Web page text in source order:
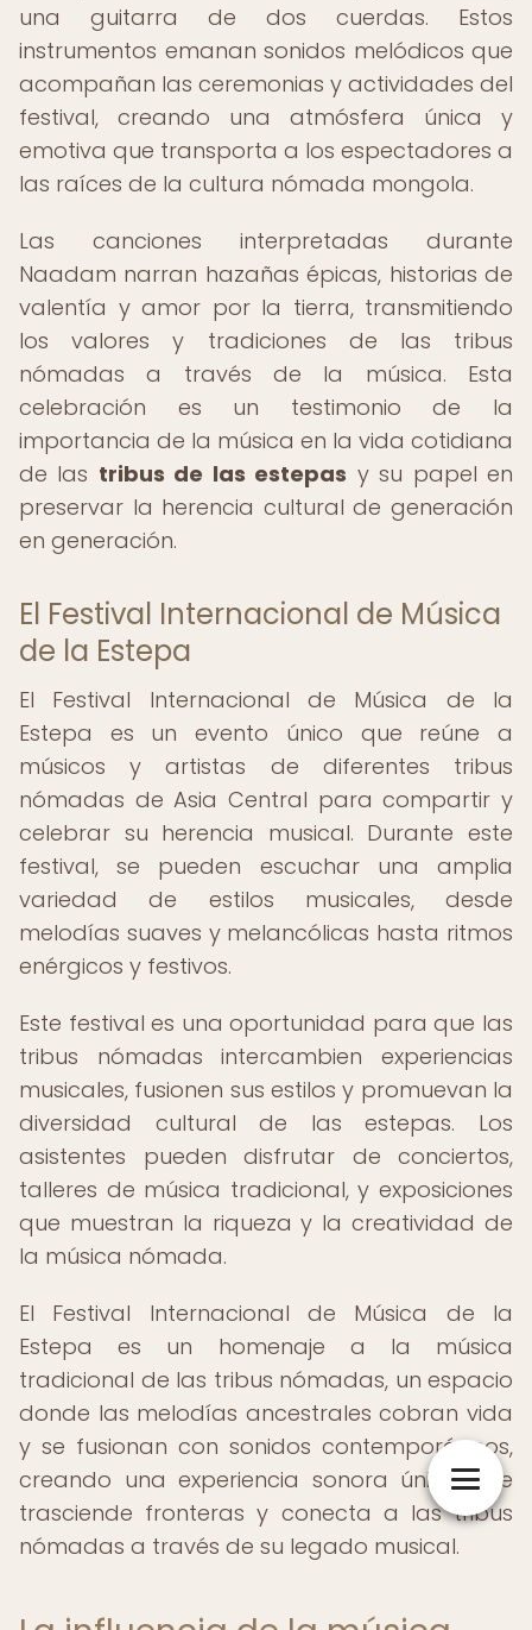
una guitarra de dos cuerdas. Estos
instrumentos emanan sonidos melódicos que
acompañan las ceremonias y actividades del
festival, creando una atmósfera única y
emotiva que transporta a los espectadores a
las raíces de la cultura nómada mongola.
Las canciones interpretadas durante
Naadam narran hazañas épicas, historias de
valentía y amor por la tierra, transmitiendo
los valores y tradiciones de las tribus
nómadas a través de la música. Esta
celebración es un testimonio de la
importancia de la música en la vida cotidiana
de las tribus de las estepas y su papel en
preservar la herencia cultural de generación
en generación.
El Festival Internacional de Música
de la Estepa
El Festival Internacional de Música de la
Estepa es un evento único que reúne a
músicos y artistas de diferentes tribus
nómadas de Asia Central para compartir y
celebrar su herencia musical. Durante este
festival, se pueden escuchar una amplia
variedad de estilos musicales, desde
melodías suaves y melancólicas hasta ritmos
enérgicos y festivos.
Este festival es una oportunidad para que las
tribus nómadas intercambien experiencias
musicales, fusionen sus estilos y promuevan la
diversidad cultural de las estepas. Los
asistentes pueden disfrutar de conciertos,
talleres de música tradicional, y exposiciones
que muestran la riqueza y la creatividad de
la música nómada.
El Festival Internacional de Música de la
Estepa es un homenaje a la música
tradicional de las tribus nómadas, un espacio
donde las melodías ancestrales cobran vida
y se fusionan con sonidos contemporáneos,
creando una experiencia sonora única que
trasciende fronteras y conecta a las tribus
nómadas a través de su legado musical.